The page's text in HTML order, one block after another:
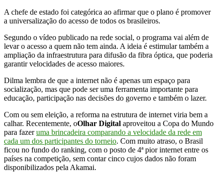
A chefe de estado foi categórica ao afirmar que o plano é promover
a universalização do acesso de todos os brasileiros.
Segundo o vídeo publicado na rede social, o programa vai além de
levar o acesso a quem não tem ainda. A ideia é estimular também a
ampliação da infraestrutura para difusão da fibra óptica, que poderia
garantir velocidades de acesso maiores.
Dilma lembra de que a internet não é apenas um espaço para
socialização, mas que pode ser uma ferramenta importante para
educação, participação nas decisões do governo e também o lazer.
Com ou sem eleição, a reforma na estrutura de internet viria bem a
calhar. Recentemente, oOlhar Digital aproveitou a Copa do Mundo
para fazeruma brincadeira comparando a velocidade da rede em
cada um dos participantes do torneio. Com muito atraso, o Brasil
ficou no fundo do ranking, com o posto de 4ª pior internet entre os
países na competição, sem contar cinco cujos dados não foram
disponibilizados pela Akamai.